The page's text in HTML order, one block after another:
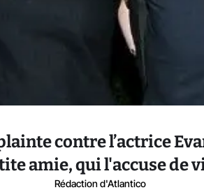
contre l’actrice
amie, qui l'accuse de
Rédaction d'Atlantico